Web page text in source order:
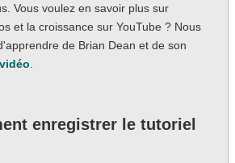
Vous voulez en savoir plus sur
et la croissance sur YouTube ? Nous
de Brian Dean et de son
enregistrer le tutoriel